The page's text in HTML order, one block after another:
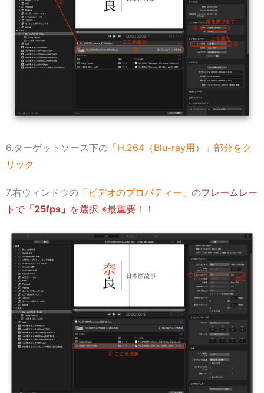
6.ターゲットソース下の 「H.264（Blu-ray用）」部分をク
リック
7.右ウィンドウの 「ビデオのプロパティー」 のフレームレー
トで 「25fps」 を選択 ※最重要！！